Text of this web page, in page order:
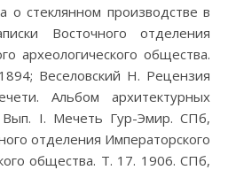
о стеклянном производстве в
Восточного отделения
археологического общества.
Веселовский Н. Рецензия
Альбом архитектурных
Вып. I. Мечеть Гур-Эмир. СПб,
отделения Императорского
общества. Т. 17. 1906. СПб,